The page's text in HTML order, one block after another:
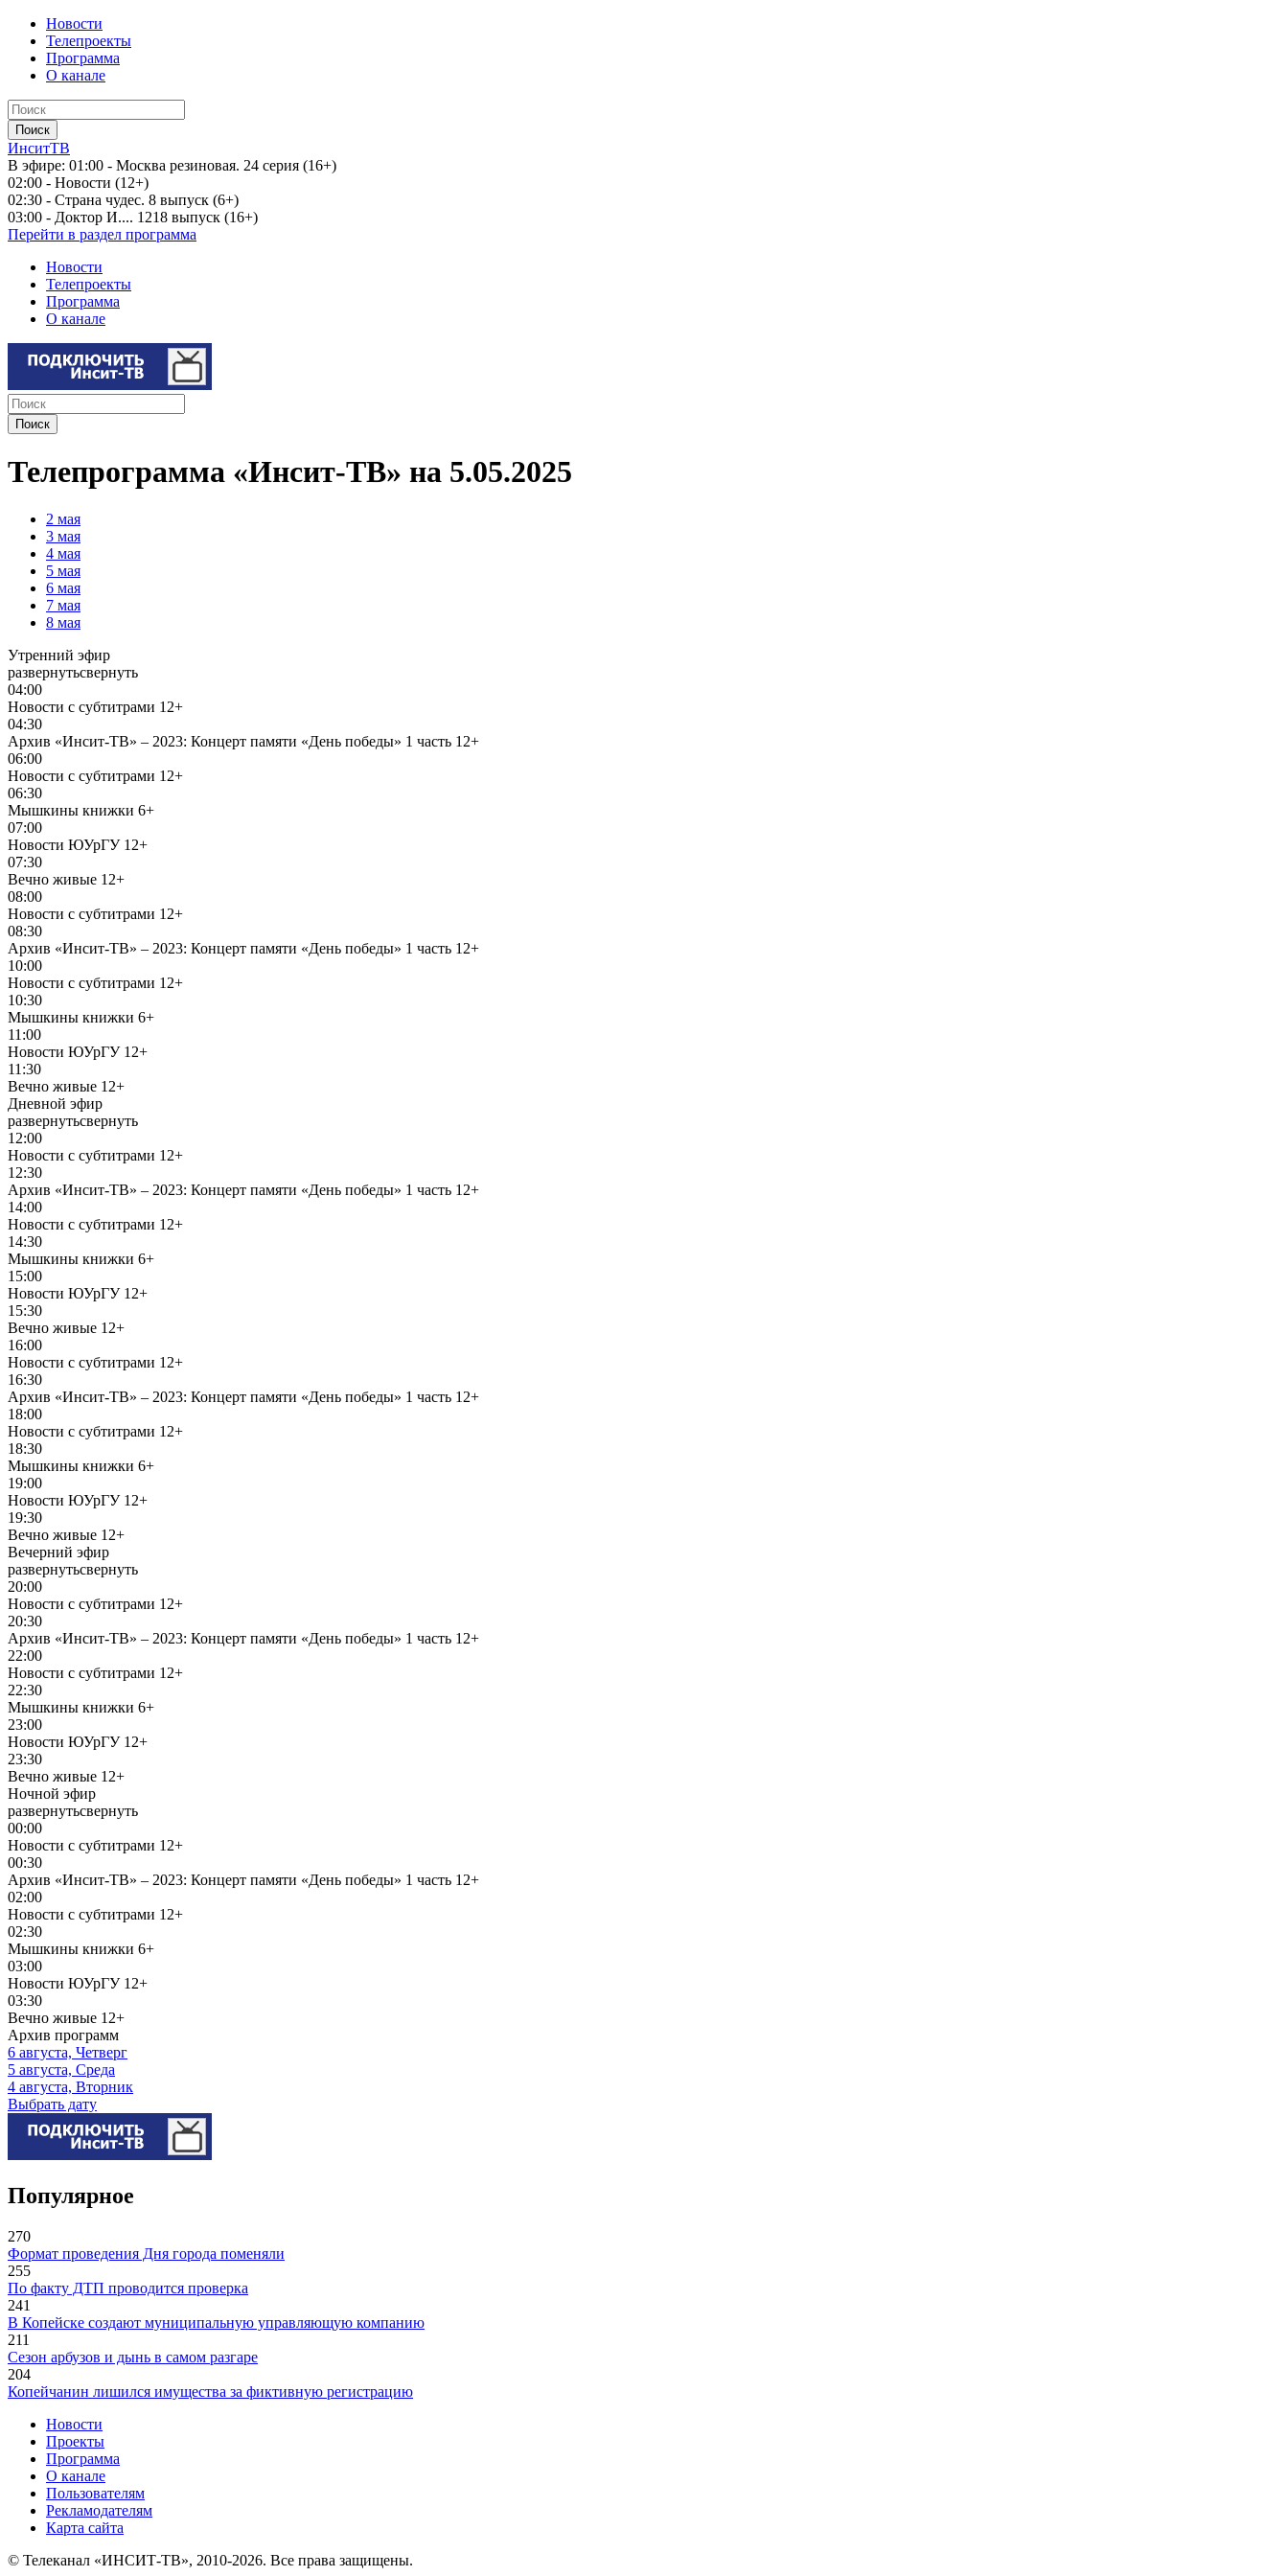
Новости
Телепроекты
Программа
О канале
ИнситТВ
В эфире: 01:00 - Москва резиновая. 24 серия (16+)
02:00 - Новости (12+)
02:30 - Страна чудес. 8 выпуск (6+)
03:00 - Доктор И.... 1218 выпуск (16+)
Перейти в раздел программа
Новости
Телепроекты
Программа
О канале
Телепрограмма «Инсит-ТВ» на 5.05.2025
2 мая
3 мая
4 мая
5 мая
6 мая
7 мая
8 мая
Утренний эфир
развернутьсвернуть
04:00
Новости с субтитрами 12+
04:30
Архив «Инсит-ТВ» – 2023: Концерт памяти «День победы» 1 часть 12+
06:00
Новости с субтитрами 12+
06:30
Мышкины книжки 6+
07:00
Новости ЮУрГУ 12+
07:30
Вечно живые 12+
08:00
Новости с субтитрами 12+
08:30
Архив «Инсит-ТВ» – 2023: Концерт памяти «День победы» 1 часть 12+
10:00
Новости с субтитрами 12+
10:30
Мышкины книжки 6+
11:00
Новости ЮУрГУ 12+
11:30
Вечно живые 12+
Дневной эфир
развернутьсвернуть
12:00
Новости с субтитрами 12+
12:30
Архив «Инсит-ТВ» – 2023: Концерт памяти «День победы» 1 часть 12+
14:00
Новости с субтитрами 12+
14:30
Мышкины книжки 6+
15:00
Новости ЮУрГУ 12+
15:30
Вечно живые 12+
16:00
Новости с субтитрами 12+
16:30
Архив «Инсит-ТВ» – 2023: Концерт памяти «День победы» 1 часть 12+
18:00
Новости с субтитрами 12+
18:30
Мышкины книжки 6+
19:00
Новости ЮУрГУ 12+
19:30
Вечно живые 12+
Вечерний эфир
развернутьсвернуть
20:00
Новости с субтитрами 12+
20:30
Архив «Инсит-ТВ» – 2023: Концерт памяти «День победы» 1 часть 12+
22:00
Новости с субтитрами 12+
22:30
Мышкины книжки 6+
23:00
Новости ЮУрГУ 12+
23:30
Вечно живые 12+
Ночной эфир
развернутьсвернуть
00:00
Новости с субтитрами 12+
00:30
Архив «Инсит-ТВ» – 2023: Концерт памяти «День победы» 1 часть 12+
02:00
Новости с субтитрами 12+
02:30
Мышкины книжки 6+
03:00
Новости ЮУрГУ 12+
03:30
Вечно живые 12+
Архив программ
6 августа, Четверг
5 августа, Среда
4 августа, Вторник
Выбрать дату
Популярное
270
Формат проведения Дня города поменяли
255
По факту ДТП проводится проверка
241
В Копейске создают муниципальную управляющую компанию
211
Сезон арбузов и дынь в самом разгаре
204
Копейчанин лишился имущества за фиктивную регистрацию
Новости
Проекты
Программа
О канале
Пользователям
Рекламодателям
Карта сайта
© Телеканал «ИНСИТ-ТВ», 2010-2026. Все права защищены.